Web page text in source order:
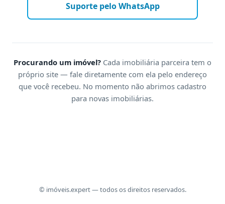
Suporte pelo WhatsApp
Procurando um imóvel? Cada imobiliária parceira tem o
próprio site — fale diretamente com ela pelo endereço
que você recebeu. No momento não abrimos cadastro
para novas imobiliárias.
© imóveis.expert — todos os direitos reservados.